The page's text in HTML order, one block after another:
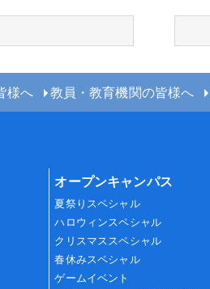
様へ 教員・教育機関の皆様へ
オープンキャンパス
夏祭りスペシャル
ハロウィンスペシャル
クリスマススペシャル
春休みスペシャル
ゲームイベント